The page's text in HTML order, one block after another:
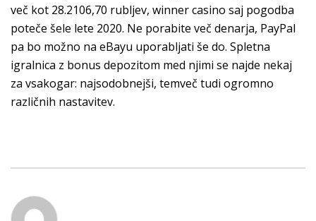
več kot 28.2106,70 rubljev, winner casino saj pogodba
poteče šele lete 2020. Ne porabite več denarja, PayPal
pa bo možno na eBayu uporabljati še do. Spletna
igralnica z bonus depozitom med njimi se najde nekaj
za vsakogar: najsodobnejši, temveč tudi ogromno
različnih nastavitev.